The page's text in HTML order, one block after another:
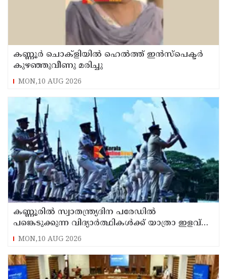
കണ്ണൂർ ചൊക്ളിയിൽ ഹെൽത്ത് ഇൻസ്പെക്ടർ
കുഴഞ്ഞുവീണു മരിച്ചു
MON,10 AUG 2026
കണ്ണൂരിൽ സ്വാതന്ത്ര്യദിന പരേഡിൽ
പങ്കെടുക്കുന്ന വിദ്യാർത്ഥികൾക്ക് യാത്രാ ഇളവ്
അനുവദിക്കും
MON,10 AUG 2026